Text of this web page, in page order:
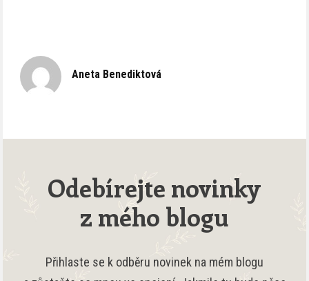
Aneta Benediktová
Odebírejte novinky
z mého blogu
Přihlaste se k odběru novinek na mém blogu